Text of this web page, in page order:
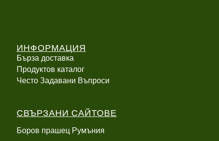
ИНФОРМАЦИЯ
Бърза доставка
Продуктов каталог
Често Задавани Въпроси
СВЪРЗАНИ САЙТОВЕ
Боров прашец Румъния